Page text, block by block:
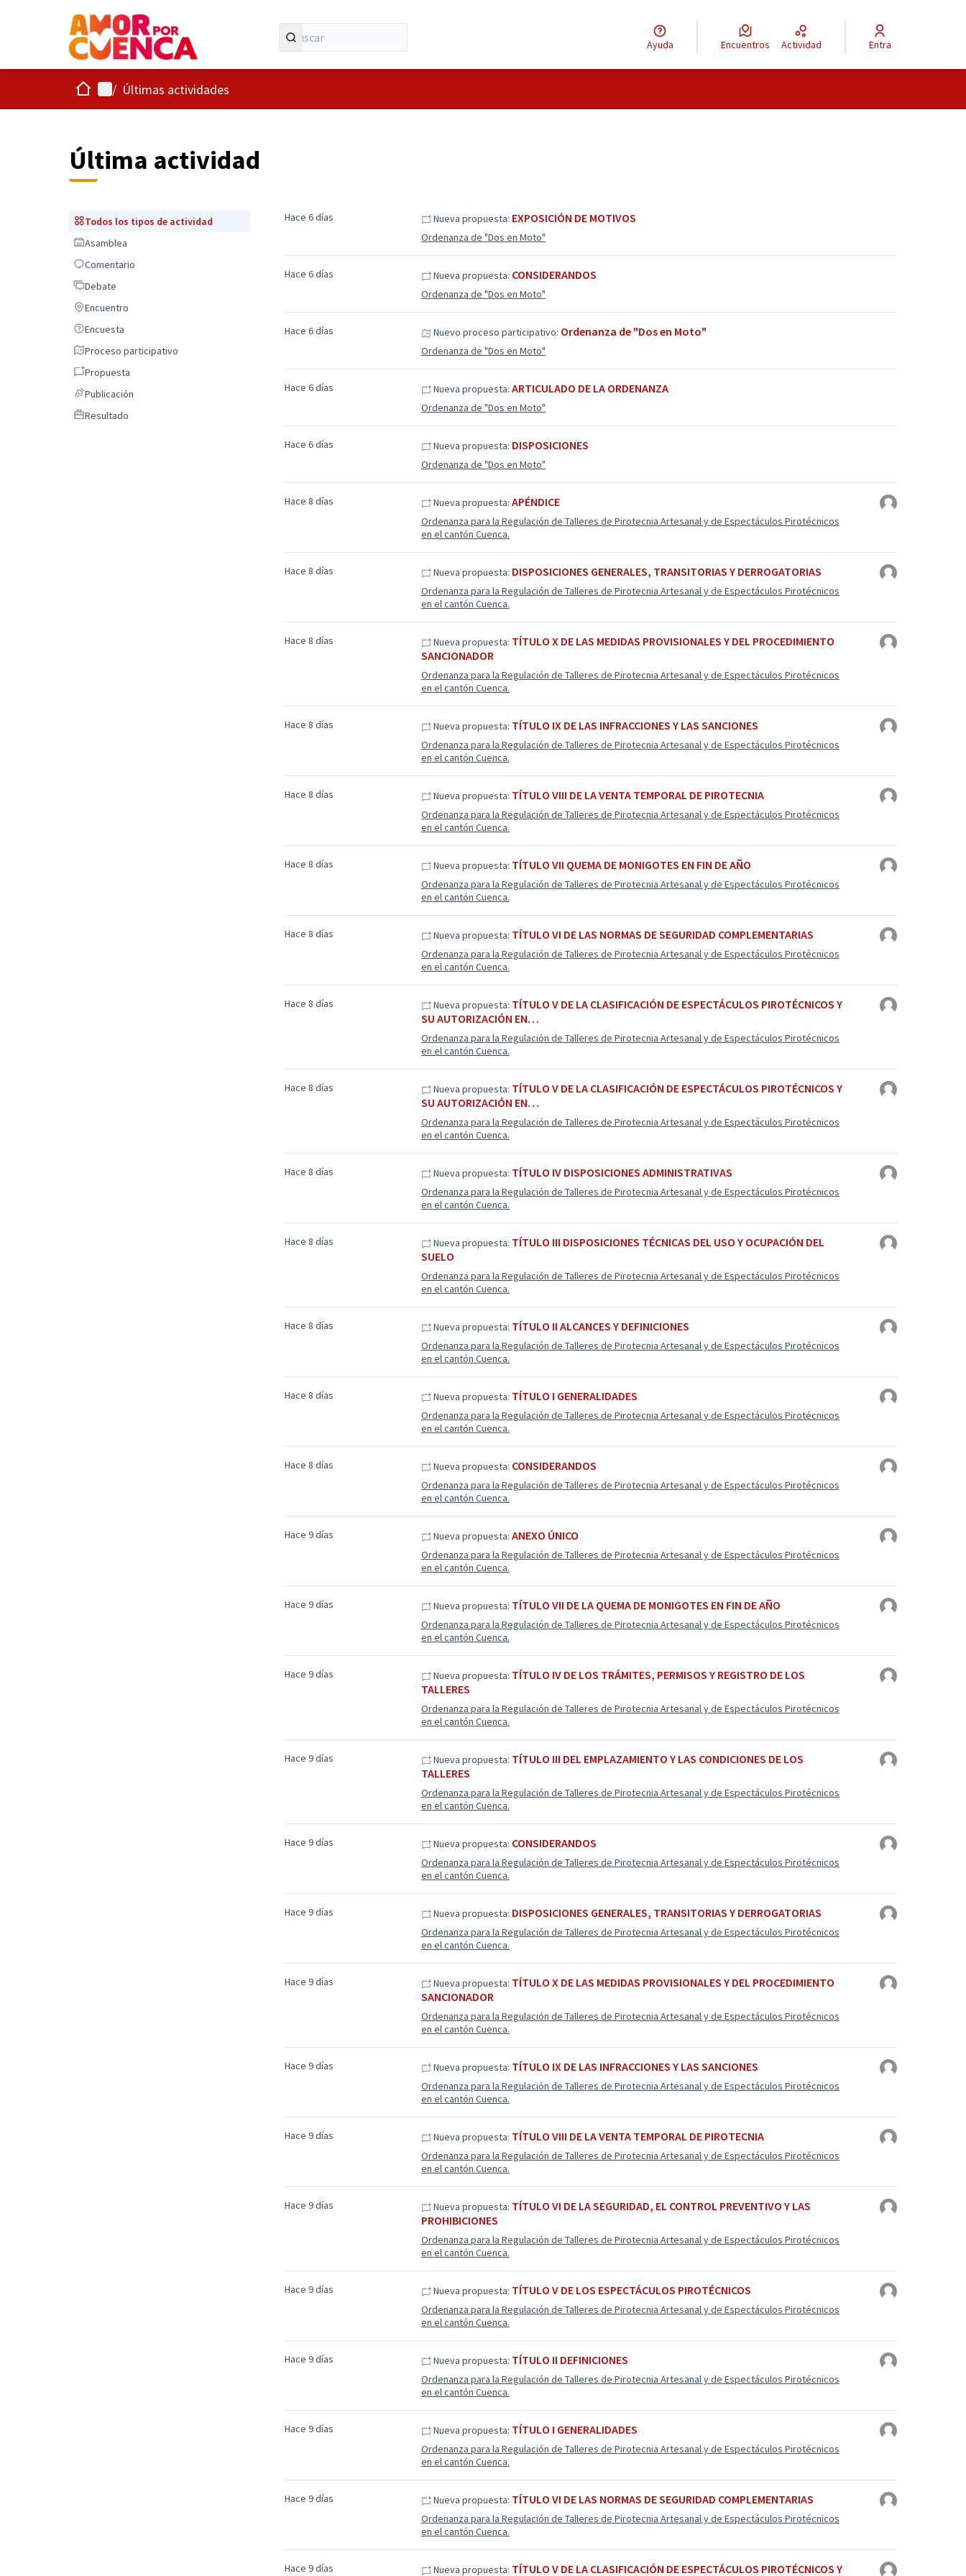
Ayuda Encuentros Actividad Entra
InicioMenú principal
/ Últimas actividades
Última actividad
Todos los tipos de actividad
Todos los tipos de actividad
Asamblea
Asamblea
Comentario
Comentario
DebateDebate
Encuentro
Encuentro
Encuesta
Encuesta
Proceso participativo
Proceso participativo
Propuesta
Propuesta
Publicación
Publicación
Resultado
Resultado
Hace 6 días Nueva propuesta: EXPOSICIÓN DE MOTIVOS
Ordenanza de "Dos en Moto"
Hace 6 días Nueva propuesta: CONSIDERANDOS
Ordenanza de "Dos en Moto"
Hace 6 días Nuevo proceso participativo: Ordenanza de "Dos en Moto"
Ordenanza de "Dos en Moto"
Hace 6 días Nueva propuesta: ARTICULADO DE LA ORDENANZA
Ordenanza de "Dos en Moto"
Hace 6 días Nueva propuesta: DISPOSICIONES
Ordenanza de "Dos en Moto"
Hace 8 días Nueva propuesta: APÉNDICE
Ordenanza para la Regulación de Talleres de Pirotecnia Artesanal y de Espectáculos Pirotécnicos
en el cantón Cuenca.
Hace 8 días Nueva propuesta: DISPOSICIONES GENERALES, TRANSITORIAS Y DERROGATORIAS
Ordenanza para la Regulación de Talleres de Pirotecnia Artesanal y de Espectáculos Pirotécnicos
en el cantón Cuenca.
Hace 8 días Nueva propuesta: TÍTULO X DE LAS MEDIDAS PROVISIONALES Y DEL PROCEDIMIENTO
SANCIONADOR
Ordenanza para la Regulación de Talleres de Pirotecnia Artesanal y de Espectáculos Pirotécnicos
en el cantón Cuenca.
Hace 8 días Nueva propuesta: TÍTULO IX DE LAS INFRACCIONES Y LAS SANCIONES
Ordenanza para la Regulación de Talleres de Pirotecnia Artesanal y de Espectáculos Pirotécnicos
en el cantón Cuenca.
Hace 8 días Nueva propuesta: TÍTULO VIII DE LA VENTA TEMPORAL DE PIROTECNIA
Ordenanza para la Regulación de Talleres de Pirotecnia Artesanal y de Espectáculos Pirotécnicos
en el cantón Cuenca.
Hace 8 días Nueva propuesta: TÍTULO VII QUEMA DE MONIGOTES EN FIN DE AÑO
Ordenanza para la Regulación de Talleres de Pirotecnia Artesanal y de Espectáculos Pirotécnicos
en el cantón Cuenca.
Hace 8 días Nueva propuesta: TÍTULO VI DE LAS NORMAS DE SEGURIDAD COMPLEMENTARIAS
Ordenanza para la Regulación de Talleres de Pirotecnia Artesanal y de Espectáculos Pirotécnicos
en el cantón Cuenca.
Hace 8 días Nueva propuesta: TÍTULO V DE LA CLASIFICACIÓN DE ESPECTÁCULOS PIROTÉCNICOS Y
SU AUTORIZACIÓN EN…
Ordenanza para la Regulación de Talleres de Pirotecnia Artesanal y de Espectáculos Pirotécnicos
en el cantón Cuenca.
Hace 8 días Nueva propuesta: TÍTULO V DE LA CLASIFICACIÓN DE ESPECTÁCULOS PIROTÉCNICOS Y
SU AUTORIZACIÓN EN…
Ordenanza para la Regulación de Talleres de Pirotecnia Artesanal y de Espectáculos Pirotécnicos
en el cantón Cuenca.
Hace 8 días Nueva propuesta: TÍTULO IV DISPOSICIONES ADMINISTRATIVAS
Ordenanza para la Regulación de Talleres de Pirotecnia Artesanal y de Espectáculos Pirotécnicos
en el cantón Cuenca.
Hace 8 días Nueva propuesta: TÍTULO III DISPOSICIONES TÉCNICAS DEL USO Y OCUPACIÓN DEL
SUELO
Ordenanza para la Regulación de Talleres de Pirotecnia Artesanal y de Espectáculos Pirotécnicos
en el cantón Cuenca.
Hace 8 días Nueva propuesta: TÍTULO II ALCANCES Y DEFINICIONES
Ordenanza para la Regulación de Talleres de Pirotecnia Artesanal y de Espectáculos Pirotécnicos
en el cantón Cuenca.
Hace 8 días Nueva propuesta: TÍTULO I GENERALIDADES
Ordenanza para la Regulación de Talleres de Pirotecnia Artesanal y de Espectáculos Pirotécnicos
en el cantón Cuenca.
Hace 8 días Nueva propuesta: CONSIDERANDOS
Ordenanza para la Regulación de Talleres de Pirotecnia Artesanal y de Espectáculos Pirotécnicos
en el cantón Cuenca.
Hace 9 días Nueva propuesta: ANEXO ÚNICO
Ordenanza para la Regulación de Talleres de Pirotecnia Artesanal y de Espectáculos Pirotécnicos
en el cantón Cuenca.
Hace 9 días Nueva propuesta: TÍTULO VII DE LA QUEMA DE MONIGOTES EN FIN DE AÑO
Ordenanza para la Regulación de Talleres de Pirotecnia Artesanal y de Espectáculos Pirotécnicos
en el cantón Cuenca.
Hace 9 días Nueva propuesta: TÍTULO IV DE LOS TRÁMITES, PERMISOS Y REGISTRO DE LOS
TALLERES
Ordenanza para la Regulación de Talleres de Pirotecnia Artesanal y de Espectáculos Pirotécnicos
en el cantón Cuenca.
Hace 9 días Nueva propuesta: TÍTULO III DEL EMPLAZAMIENTO Y LAS CONDICIONES DE LOS
TALLERES
Ordenanza para la Regulación de Talleres de Pirotecnia Artesanal y de Espectáculos Pirotécnicos
en el cantón Cuenca.
Hace 9 días Nueva propuesta: CONSIDERANDOS
Ordenanza para la Regulación de Talleres de Pirotecnia Artesanal y de Espectáculos Pirotécnicos
en el cantón Cuenca.
Hace 9 días Nueva propuesta: DISPOSICIONES GENERALES, TRANSITORIAS Y DERROGATORIAS
Ordenanza para la Regulación de Talleres de Pirotecnia Artesanal y de Espectáculos Pirotécnicos
en el cantón Cuenca.
Hace 9 días Nueva propuesta: TÍTULO X DE LAS MEDIDAS PROVISIONALES Y DEL PROCEDIMIENTO
SANCIONADOR
Ordenanza para la Regulación de Talleres de Pirotecnia Artesanal y de Espectáculos Pirotécnicos
en el cantón Cuenca.
Hace 9 días Nueva propuesta: TÍTULO IX DE LAS INFRACCIONES Y LAS SANCIONES
Ordenanza para la Regulación de Talleres de Pirotecnia Artesanal y de Espectáculos Pirotécnicos
en el cantón Cuenca.
Hace 9 días Nueva propuesta: TÍTULO VIII DE LA VENTA TEMPORAL DE PIROTECNIA
Ordenanza para la Regulación de Talleres de Pirotecnia Artesanal y de Espectáculos Pirotécnicos
en el cantón Cuenca.
Hace 9 días Nueva propuesta: TÍTULO VI DE LA SEGURIDAD, EL CONTROL PREVENTIVO Y LAS
PROHIBICIONES
Ordenanza para la Regulación de Talleres de Pirotecnia Artesanal y de Espectáculos Pirotécnicos
en el cantón Cuenca.
Hace 9 días Nueva propuesta: TÍTULO V DE LOS ESPECTÁCULOS PIROTÉCNICOS
Ordenanza para la Regulación de Talleres de Pirotecnia Artesanal y de Espectáculos Pirotécnicos
en el cantón Cuenca.
Hace 9 días Nueva propuesta: TÍTULO II DEFINICIONES
Ordenanza para la Regulación de Talleres de Pirotecnia Artesanal y de Espectáculos Pirotécnicos
en el cantón Cuenca.
Hace 9 días Nueva propuesta: TÍTULO I GENERALIDADES
Ordenanza para la Regulación de Talleres de Pirotecnia Artesanal y de Espectáculos Pirotécnicos
en el cantón Cuenca.
Hace 9 días Nueva propuesta: TÍTULO VI DE LAS NORMAS DE SEGURIDAD COMPLEMENTARIAS
Ordenanza para la Regulación de Talleres de Pirotecnia Artesanal y de Espectáculos Pirotécnicos
en el cantón Cuenca.
Hace 9 días Nueva propuesta: TÍTULO V DE LA CLASIFICACIÓN DE ESPECTÁCULOS PIROTÉCNICOS Y